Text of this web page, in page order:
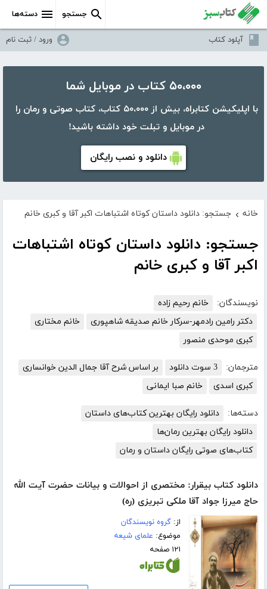
دسته‌ها جستجو
آپلود کتاب ورود / ثبت نام
۵۰،۰۰۰ کتاب در موبایل شما
با اپلیکیشن کتابراه، بیش از ۵۰،۰۰۰ کتاب، کتاب صوتی و رمان را
در موبایل و تبلت خود داشته باشید!
دانلود و نصب رایگان
خانه › جستجو: دانلود داستان کوتاه اشتباهات اکبر آقا و کبری خانم
جستجو: دانلود داستان کوتاه اشتباهات
اکبر آقا و کبری خانم
نویسندگان:
خانم رحیم زاده
دکتر رامین رادمهر-سرکار خانم صدیقه شاهپوری
خانم مختاری
کبری موحدی منصور
مترجمان: 3 سوت دانلود
بر اساس شرح آقا جمال الدین خوانساری
کبری اسدی
خانم صبا ایمانی
دسته‌ها:
دانلود رایگان بهترین کتاب‌های داستان
دانلود رایگان بهترین رمان‌ها
کتاب‌های صوتی رایگان داستان و رمان
دانلود کتاب بیقرار: مختصری از احوالات و بیانات حضرت آیت الله
حاج میرزا جواد آقا ملکی تبریزی (ره)
از:گروه نویسندگان
موضوع: علمای شیعه
۱۲۱ صفحه